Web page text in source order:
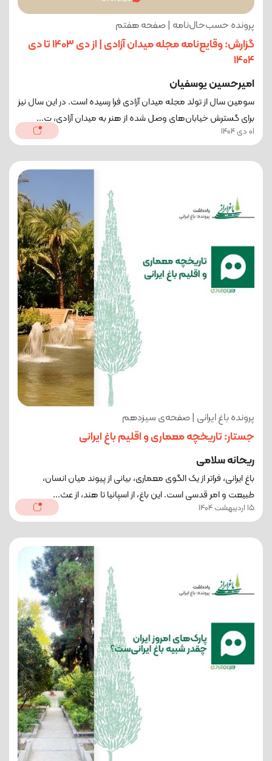
پرونده حسب‌حال‌نامه | صفحه هفتم
گزارش: وقایع‌نامه مجله میدان آزادی | از دی 1403 تا دی
1404
امیرحسین یوسفیان
سومین سال از تولد مجله میدان آزادی فرا رسیده است. در این سال نیز
برای گسترش خیابان‌های وصل شده‌ از هنر به میدان آزادی، ت...
01 دی 1404
پرونده باغ ایرانی | صفحه‌ی سیزدهم
جستار: تاریخچه معماری و اقلیم باغ ایرانی
ریحانه سلامی
باغ ایرانی، فراتر از یک الگوی معماری، بیانی از پیوند میان انسان،
طبیعت و امر قدسی است. این باغ، از اسپانیا تا هند، از عث...
15 اردیبهشت 1404